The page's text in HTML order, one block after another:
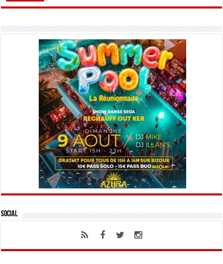
Social